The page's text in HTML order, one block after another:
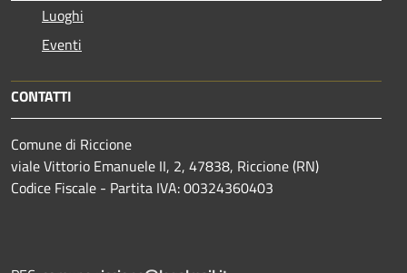
Luoghi
Eventi
CONTATTI
Comune di Riccione
viale Vittorio Emanuele II, 2, 47838, Riccione (RN)
Codice Fiscale - Partita IVA: 00324360403